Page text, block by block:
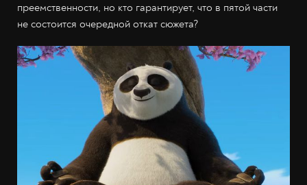
преемственности, но кто гарантирует, что в пятой части
не состоится очередной откат сюжета?